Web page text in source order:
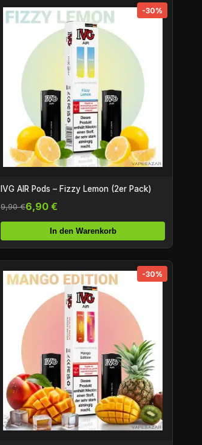
-30%
IVG AIR Pods – Fizzy Lemon (2er Pack)
9,90 €6,90 €
In den Warenkorb
-30%